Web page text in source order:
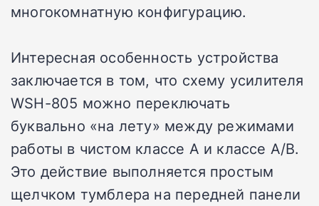
многокомнатную конфигурацию.
Интересная особенность устройства
заключается в том, что схему усилителя
WSH-805 можно переключать
буквально «на лету» между режимами
работы в чистом классе А и классе А/В.
Это действие выполняется простым
щелчком тумблера на передней панели